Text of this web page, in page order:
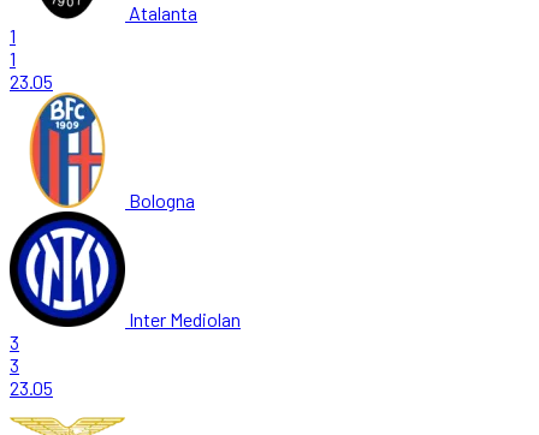
Atalanta
1
1
23.05
Bologna
Inter Mediolan
3
3
23.05